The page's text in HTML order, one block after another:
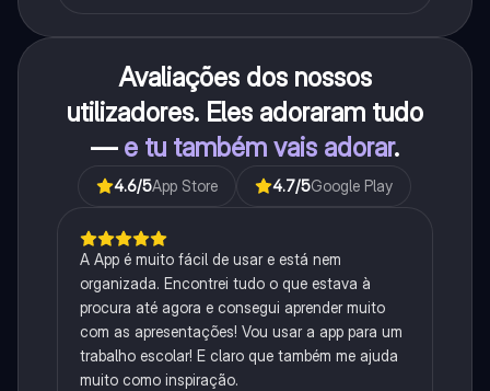
Avaliações dos nossos
utilizadores. Eles adoraram tudo
— e tu também vais adorar.
4.6/5App Store 4.7/5Google Play
A App é muito fácil de usar e está nem
organizada. Encontrei tudo o que estava à
procura até agora e consegui aprender muito
com as apresentações! Vou usar a app para um
trabalho escolar! E claro que também me ajuda
muito como inspiração.